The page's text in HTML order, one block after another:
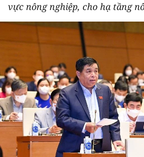
THẾ GIỚI
Y TẾ
KHOA HỌC - CÔNG NGHỆ
MÔI TRƯỜNG
BẠN ĐỌC
vực nông nghiệp, cho hạ tầng